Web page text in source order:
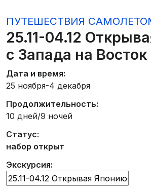
ПУТЕШЕСТВИЯ
25.11-04.12
с Запада на Восток
Дата и время:
25 ноября-4 декабря
Продолжительность:
10 дней/9 ночей
Статус:
набор открыт
Экскурсия: